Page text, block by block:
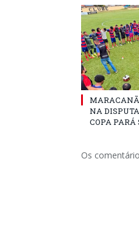
NA
COPA PARÁ
Os